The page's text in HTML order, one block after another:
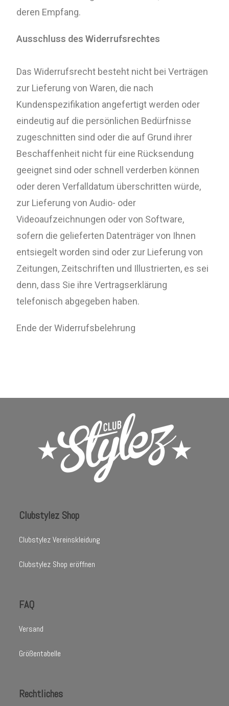
deren Empfang.
Ausschluss des Widerrufsrechtes
Das Widerrufsrecht besteht nicht bei Verträgen
zur Lieferung von Waren, die nach
Kundenspezifikation angefertigt werden oder
eindeutig auf die persönlichen Bedürfnisse
zugeschnitten sind oder die auf Grund ihrer
Beschaffenheit nicht für eine Rücksendung
geeignet sind oder schnell verderben können
oder deren Verfalldatum überschritten würde,
zur Lieferung von Audio- oder
Videoaufzeichnungen oder von Software,
sofern die gelieferten Datenträger von Ihnen
entsiegelt worden sind oder zur Lieferung von
Zeitungen, Zeitschriften und Illustrierten, es sei
denn, dass Sie ihre Vertragserklärung
telefonisch abgegeben haben.
Ende der Widerrufsbelehrung
Clubstylez Shop
Clubstylez Vereinskleidung
Clubstylez Shop eröffnen
FAQ
Versand
Größentabelle
Rechtliches